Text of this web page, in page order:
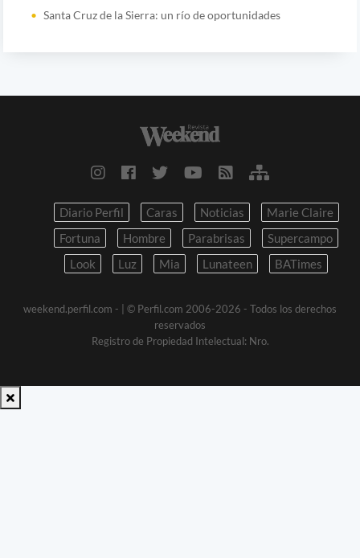
Santa Cruz de la Sierra: un río de oportunidades
Diario Perfil Caras Noticias
Marie Claire
Fortuna
Hombre Parabrisas
Supercampo
Look
Luz Mia Lunateen BATimes
weekend.perfil.com -
| © Perfil.com 2006-2026 - Todos los derechos
reservados
Registro de Propiedad Intelectual: Nro.